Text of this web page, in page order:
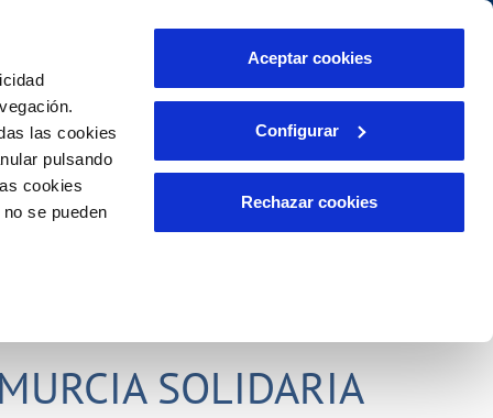
las cookies
pulsando
cookies
se pueden
Aceptar cookies
Configurar
Rechazar cookies
INCIDENCIAS
Comunica anomalías o posibles
PORTAL DE TRANSPARENCIA
Área de clientes
SOLIDARIA